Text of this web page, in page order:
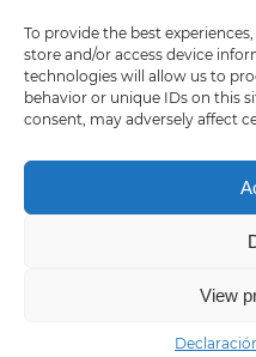
To provide the best
store and/or access device
technologies will allow us to
behavior or unique IDs on this
consent, may adversely affect
View
ÚLTIMAS RESPUESTAS
Derrumbe peligroso para las
> Ir de arriba a abajo